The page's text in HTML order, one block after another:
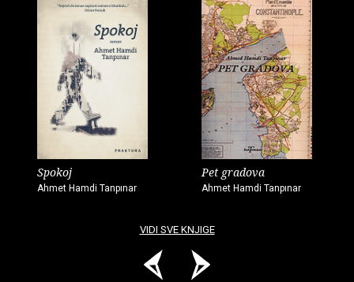
Spokoj
Ahmet Hamdi Tanpınar
Pet gradova
Ahmet Hamdi Tanpınar
VIDI SVE KNJIGE